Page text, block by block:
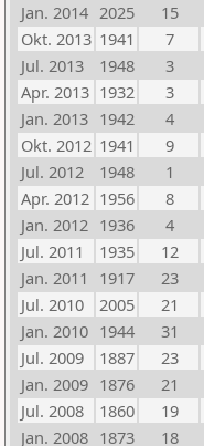
Jan. 2014 2025 15
Okt. 2013 1941 7
Jul. 2013
1948 3
Apr. 2013 1932 3
Jan. 2013 1942 4
Okt. 2012 1941 9
Jul. 2012
1948 1
Apr. 2012 1956 8
Jan. 2012 1936 4
Jul. 2011
1935 12
Jan. 2011
1917 23
Jul. 2010
2005 21
Jan. 2010 1944 31
Jul. 2009
1887 23
Jan. 2009 1876 21
Jul. 2008
1860 19
Jan. 2008 1873 18